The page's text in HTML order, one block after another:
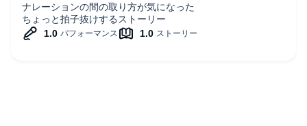
ナレーションの間の取り方が気になった
ちょっと拍子抜けするストーリー